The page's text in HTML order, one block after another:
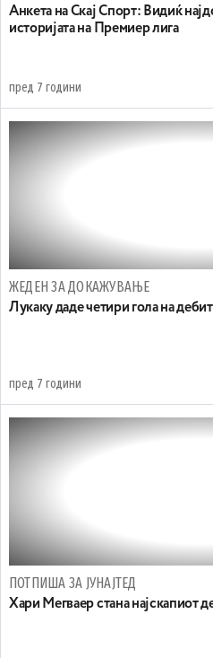
Анкета на Скај Спорт: Видиќ
историјата на Премиер лига
пред 7 години
ЖЕДЕН ЗА ДОКАЖУВАЊЕ
Лукаку даде четири гола на
пред 7 години
ПОТПИША ЗА ЈУНАЈТЕД
Хари Мегваер стана најскапиот